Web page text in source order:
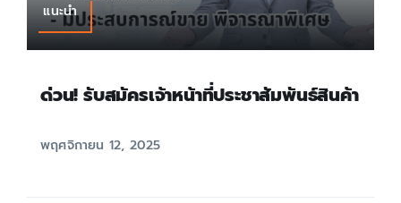
แนะนำ
ด่วน! รับสมัครเจ้าหน้าที่ประชาสัมพันธ์สินค้า
พฤศจิกายน 12, 2025